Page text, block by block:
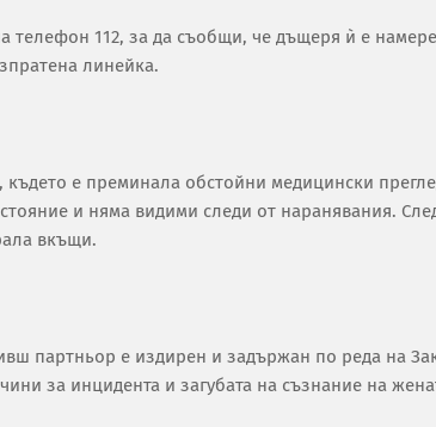
телефон 112, за да съобщи, че дъщеря ѝ е
линейка.
е преминала обстойни медицински
и няма видими следи от наранявания.
вкъщи.
партньор е издирен и задържан по реда на
за инцидента и загубата на съзнание на